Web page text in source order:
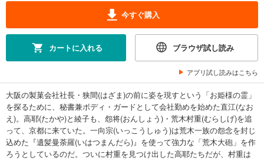
今すぐ購入
カートに入れる ブラウザ試し読み
アプリ試し読みはこちら
大阪の製菓会社社長・狭間(はざま)の前に姿を現すという「お姫様の霊」
を探るために、秘書兼ボディ・ガードとして会社勤めを始めた直江(なお
え)。高耶(たかや)と綾子も、怨将(おんしょう)・荒木村重(むらしげ)を追
って、京都に来ていた。一向宗(いっこうしゅう)は荒木一族の怨念を封じ
込めた『遺髪曼荼羅(いはつまんだら)』を使って強力な「荒木大砲」を作
ろうとしているのだ。ついに村重を見つけ出した高耶たちだが、村重は